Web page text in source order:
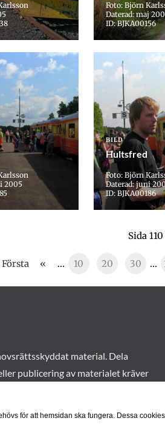
Foto: Björn
Daterad: maj
ID: BJKA00156
2005
BILD
Hultsfred
Foto: Björn
Daterad: juni
ID: BJKA00186
Sida
« ... 10 20 30 ...
material. Dela
publicering av materialet kräver
för att hemsidan ska fungera. Dessa